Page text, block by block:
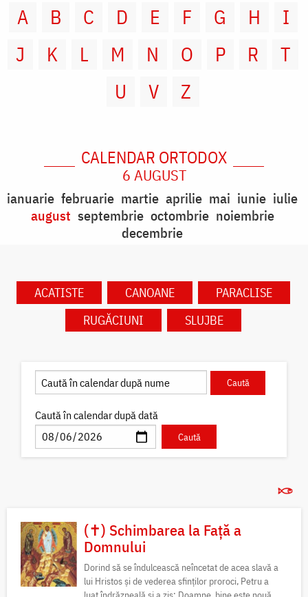
A B C D E F G H
I
J
K L M N O P R
T
U
V Z
CALENDAR ORTODOX
6 AUGUST
ianuarie februarie martie aprilie mai iunie iulie
august septembrie octombrie noiembrie
decembrie
ACATISTE CANOANE
PARACLISE
RUGĂCIUNI
SLUJBE
Caută în calendar după dată
(✝) Schimbarea la Față a
Domnului
Dorind să se îndulcească neîncetat de acea slavă a
lui Hristos și de vederea sfinților proroci, Petru a